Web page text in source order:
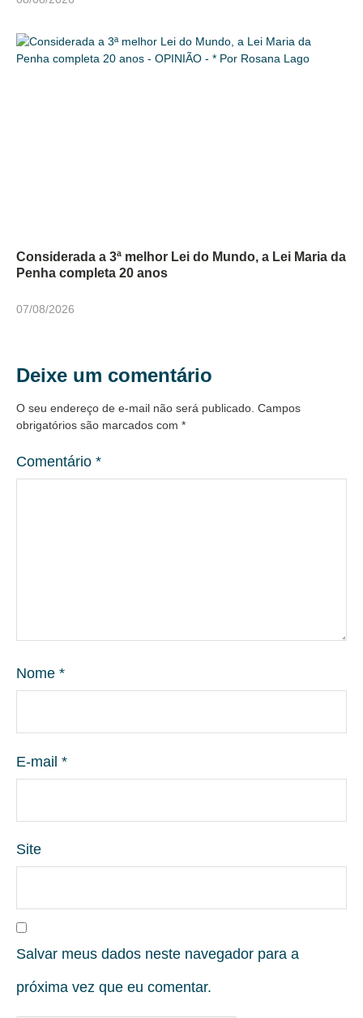
Considerada a 3ª melhor Lei do Mundo, a Lei Maria da
Penha completa 20 anos
07/08/2026
Deixe um comentário
O seu endereço de e-mail não será publicado. Campos
obrigatórios são marcados com *
Comentário *
Nome *
E-mail *
Site
Salvar meus dados neste navegador para a
próxima vez que eu comentar.